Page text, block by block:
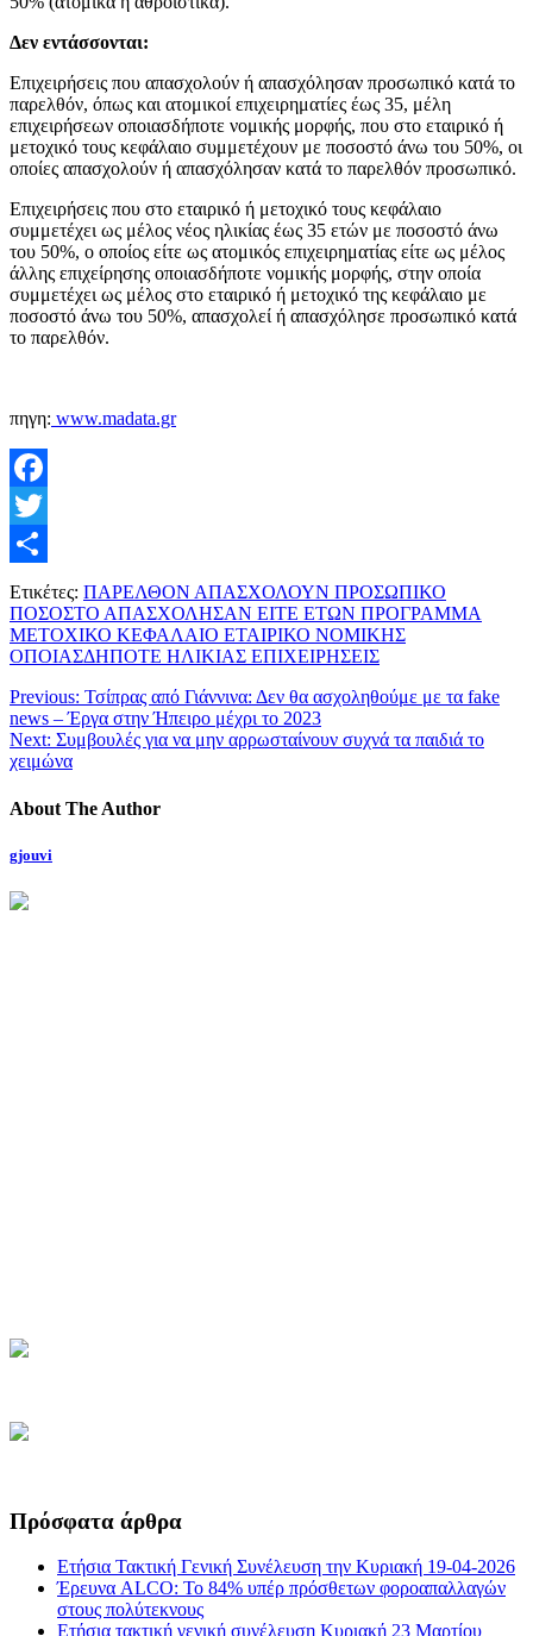
Δεν εντάσσονται:
Επιχειρήσεις που απασχολούν ή απασχόλησαν προσωπικό κατά το
παρελθόν, όπως και ατομικοί επιχειρηματίες έως 35, μέλη
επιχειρήσεων οποιασδήποτε νομικής μορφής, που στο εταιρικό ή
μετοχικό τους κεφάλαιο συμμετέχουν με ποσοστό άνω του 50%, οι
οποίες απασχολούν ή απασχόλησαν κατά το παρελθόν προσωπικό.
Επιχειρήσεις που στο εταιρικό ή μετοχικό τους κεφάλαιο
συμμετέχει ως μέλος νέος ηλικίας έως 35 ετών με ποσοστό άνω
του 50%, ο οποίος είτε ως ατομικός επιχειρηματίας είτε ως μέλος
άλλης επιχείρησης οποιασδήποτε νομικής μορφής, στην οποία
συμμετέχει ως μέλος στο εταιρικό ή μετοχικό της κεφάλαιο με
ποσοστό άνω του 50%, απασχολεί ή απασχόλησε προσωπικό κατά
το παρελθόν.
πηγη: www.madata.gr
Facebook
Twitter
Μοιραστείτε
Ετικέτες: ΠΑΡΕΛΘΟΝ ΑΠΑΣΧΟΛΟΥΝ ΠΡΟΣΩΠΙΚΟ
ΠΟΣΟΣΤΟ ΑΠΑΣΧΟΛΗΣΑΝ ΕΙΤΕ ΕΤΩΝ ΠΡΟΓΡΑΜΜΑ
ΜΕΤΟΧΙΚΟ ΚΕΦΑΛΑΙΟ ΕΤΑΙΡΙΚΟ ΝΟΜΙΚΗΣ
ΟΠΟΙΑΣΔΗΠΟΤΕ ΗΛΙΚΙΑΣ ΕΠΙΧΕΙΡΗΣΕΙΣ
Previous: Τσίπρας από Γιάννινα: Δεν θα ασχοληθούμε με τα fake
news – Έργα στην Ήπειρο μέχρι το 2023
Next: Συμβουλές για να μην αρρωσταίνουν συχνά τα παιδιά το
χειμώνα
About The Author
gjouvi
Πρόσφατα άρθρα
Ετήσια Τακτική Γενική Συνέλευση την Κυριακή 19-04-2026
Έρευνα ALCO: Το 84% υπέρ πρόσθετων φοροαπαλλαγών
στους πολύτεκνους
Ετήσια τακτική γενική συνέλευση Κυριακή 23 Μαρτίου